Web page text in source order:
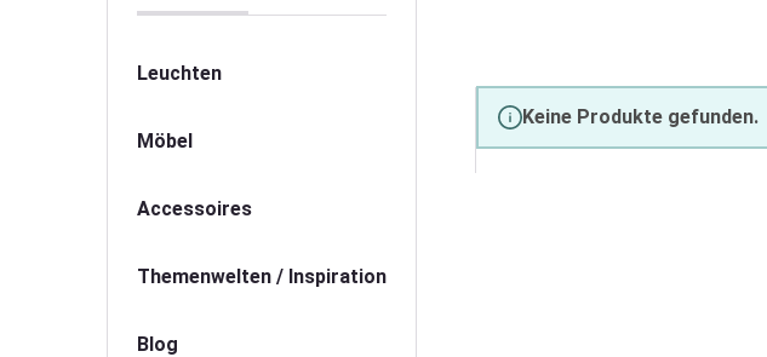
Leuchten
Möbel
Accessoires
Themenwelten / Inspiration
Blog
Keine Produkte gefunden.